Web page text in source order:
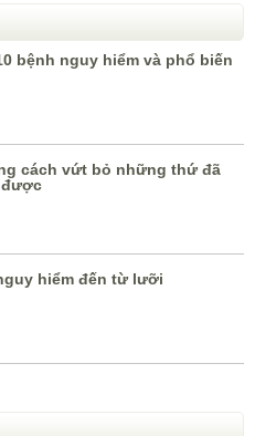
bệnh nguy hiểm và phổ biến
cách vứt bỏ những thứ đã
hiểm đến từ lưỡi